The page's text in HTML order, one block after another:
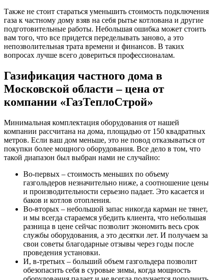
Также не стоит стараться уменьшить стоимость подключения
газа к частному дому взяв на себя рытье котлована и другие
подготовительные работы. Небольшая ошибка может стоить
вам того, что все придется переделывать заново, а это
непозволительная трата времени и финансов. В таких
вопросах лучше всего довериться профессионалам.
Газификация частного дома в
Московской области – цена от
компании «ГазТеплоСтрой»
Минимальная комплектация оборудования от нашей
компании рассчитана на дома, площадью от 150 квадратных
метров. Если ваш дом меньше, это не повод отказываться от
покупки более мощного оборудования. Все дело в том, что
такой диапазон был выбран нами не случайно:
Во-первых – стоимость меньших по объему
газгольдеров незначительно ниже, а соотношение цены
и производительности серьезно падает. Это касается и
баков и котлов отопления.
Во-вторых – небольшой запас никогда карман не тянет,
и мы всегда стараемся убедить клиента, что небольшая
разница в цене сейчас позволит экономить весь срок
службы оборудования, а это десятки лет. И получаем за
свои советы благодарные отзывы через годы после
проведения установки.
И, в-третьих – больший объем газгольдера позволит
обезопасить себя в суровые зимы, когда мощность